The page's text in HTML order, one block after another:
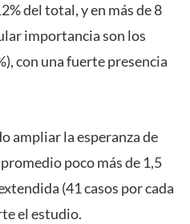
del total, y en más de 8
importancia son los
con una fuerte presencia
ampliar la esperanza de
poco más de 1,5
(41 casos por cada
el estudio.